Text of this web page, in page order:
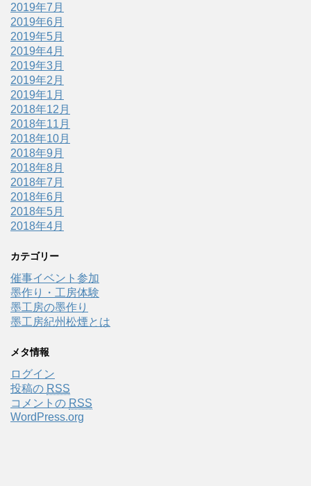
2019年7月
2019年6月
2019年5月
2019年4月
2019年3月
2019年2月
2019年1月
2018年12月
2018年11月
2018年10月
2018年9月
2018年8月
2018年7月
2018年6月
2018年5月
2018年4月
カテゴリー
催事イベント参加
墨作り・工房体験
墨工房の墨作り
墨工房紀州松煙とは
メタ情報
ログイン
投稿の RSS
コメントの RSS
WordPress.org